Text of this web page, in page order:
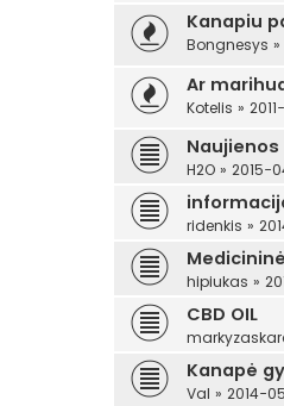
Kanapiu
Bongnesys »
Ar
Kotelis »
H2O » 2015-
ridenkis »
hipiukas »
CBD OIL
Kanapė
Val » 2014-